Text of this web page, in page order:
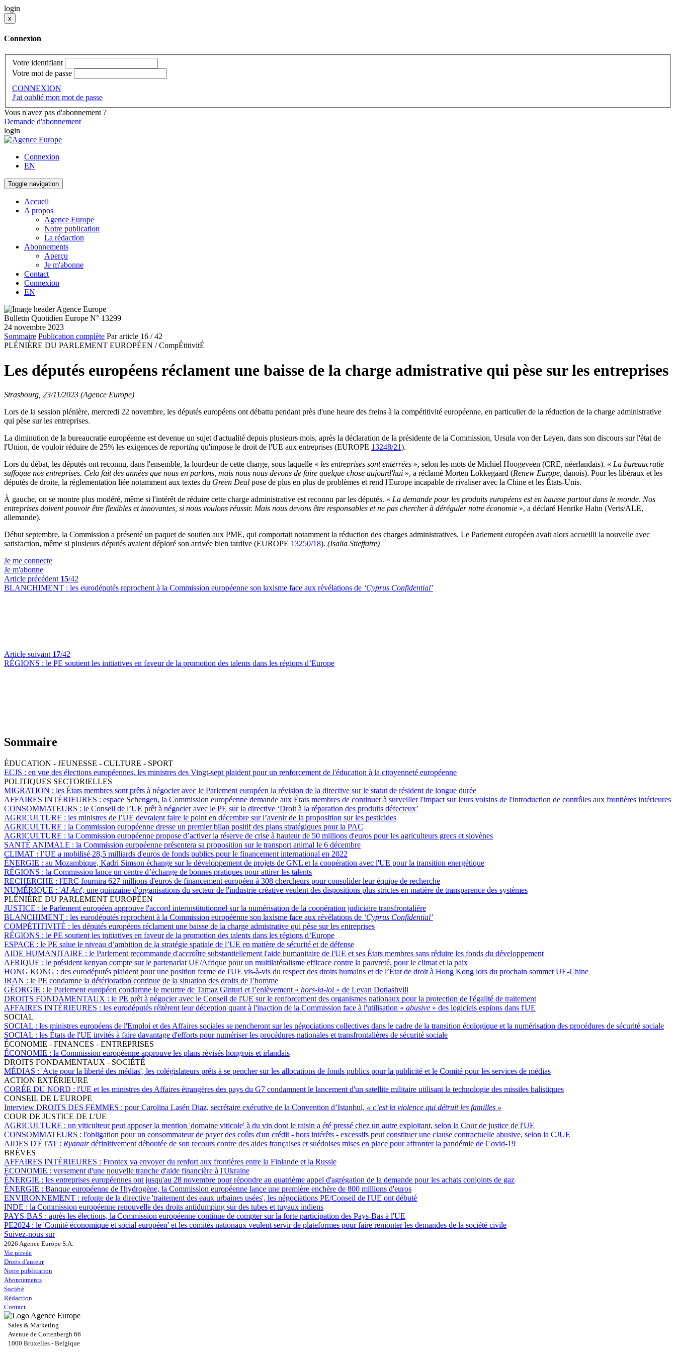
login
x
Connexion
Votre identifiant
Votre mot de passe
CONNEXION
J'ai oublié mon mot de passe
Vous n'avez pas d'abonnement ?
Demande d'abonnement
login
Connexion
EN
Toggle navigation
Accueil
A propos
Agence Europe
Notre publication
La rédaction
Abonnements
Aperçu
Je m'abonne
Contact
Connexion
EN
Bulletin Quotidien Europe N° 13299
24 novembre 2023
Sommaire Publication complète Par article 16 / 42
PLÉNIÈRE DU PARLEMENT EUROPÉEN / CompÉtitivitÉ
Les députés européens réclament une baisse de la charge admistrative qui pèse sur les entreprises
Strasbourg, 23/11/2023 (Agence Europe)
Lors de la session plénière, mercredi 22 novembre, les députés européens ont débattu pendant près d'une heure des freins à la compétitivité européenne, en particulier de la réduction de la charge administrative
qui pèse sur les entreprises.
La diminution de la bureaucratie européenne est devenue un sujet d'actualité depuis plusieurs mois, après la déclaration de la présidente de la Commission, Ursula von der Leyen, dans son discours sur l'état de
l'Union, de vouloir réduire de 25% les exigences de reporting qu'impose le droit de l'UE aux entreprises (EUROPE 13248/21).
Lors du débat, les députés ont reconnu, dans l'ensemble, la lourdeur de cette charge, sous laquelle « les entreprises sont enterrées », selon les mots de Michiel Hoogeveen (CRE, néerlandais). « La bureaucratie
suffoque nos entreprises. Cela fait des années que nous en parlons, mais nous nous devons de faire quelque chose aujourd'hui », a réclamé Morten Lokkegaard (Renew Europe, danois). Pour les libéraux et les
députés de droite, la réglementation liée notamment aux textes du Green Deal pose de plus en plus de problèmes et rend l'Europe incapable de rivaliser avec la Chine et les États-Unis.
À gauche, on se montre plus modéré, même si l'intérêt de réduire cette charge administrative est reconnu par les députés. « La demande pour les produits européens est en hausse partout dans le monde. Nos
entreprises doivent pouvoir être flexibles et innovantes, si nous voulons réussir. Mais nous devons être responsables et ne pas chercher à déréguler notre économie », a déclaré Henrike Hahn (Verts/ALE,
allemande).
Début septembre, la Commission a présenté un paquet de soutien aux PME, qui comportait notamment la réduction des charges administratives. Le Parlement européen avait alors accueilli la nouvelle avec
satisfaction, même si plusieurs députés avaient déploré son arrivée bien tardive (EUROPE 13250/18). (Isalia Stieffatre)
Je me connecte
Je m'abonne
Article précédent 15/42
BLANCHIMENT : les eurodéputés reprochent à la Commission européenne son laxisme face aux révélations de ‘Cyprus Confidential’
Article suivant 17/42
RÉGIONS : le PE soutient les initiatives en faveur de la promotion des talents dans les régions d’Europe
Sommaire
ÉDUCATION - JEUNESSE - CULTURE - SPORT
ECJS : en vue des élections européennes, les ministres des Vingt-sept plaident pour un renforcement de l'éducation à la citoyenneté européenne
POLITIQUES SECTORIELLES
MIGRATION : les États membres sont prêts à négocier avec le Parlement européen la révision de la directive sur le statut de résident de longue durée
AFFAIRES INTÉRIEURES : espace Schengen, la Commission européenne demande aux États membres de continuer à surveiller l'impact sur leurs voisins de l'introduction de contrôles aux frontières intérieures
CONSOMMATEURS : le Conseil de l’UE prêt à négocier avec le PE sur la directive ‘Droit à la réparation des produits défecteux’
AGRICULTURE : les ministres de l’UE devraient faire le point en décembre sur l’avenir de la proposition sur les pesticides
AGRICULTURE : la Commission européenne dresse un premier bilan positif des plans stratégiques pour la PAC
AGRICULTURE : la Commission européenne propose d’activer la réserve de crise à hauteur de 50 millions d'euros pour les agriculteurs grecs et slovènes
SANTÉ ANIMALE : la Commission européenne présentera sa proposition sur le transport animal le 6 décembre
CLIMAT : l’UE a mobilisé 28,5 milliards d'euros de fonds publics pour le financement international en 2022
ÉNERGIE : au Mozambique, Kadri Simson échange sur le développement de projets de GNL et la coopération avec l'UE pour la transition energétique
RÉGIONS : la Commission lance un centre d’échange de bonnes pratiques pour attirer les talents
RECHERCHE : l'ERC fournira 627 millions d'euros de financement européen à 308 chercheurs pour consolider leur équipe de recherche
NUMÉRIQUE : 'AI Act', une quinzaine d'organisations du secteur de l'industrie créative veulent des dispositions plus strictes en matière de transparence des systèmes
PLÉNIÈRE DU PARLEMENT EUROPÉEN
JUSTICE : le Parlement européen approuve l'accord interinstitutionnel sur la numérisation de la coopération judiciaire transfrontalière
BLANCHIMENT : les eurodéputés reprochent à la Commission européenne son laxisme face aux révélations de ‘Cyprus Confidential’
COMPÉTITIVITÉ : les députés européens réclament une baisse de la charge admistrative qui pèse sur les entreprises
RÉGIONS : le PE soutient les initiatives en faveur de la promotion des talents dans les régions d’Europe
ESPACE : le PE salue le niveau d’ambition de la stratégie spatiale de l’UE en matière de sécurité et de défense
AIDE HUMANITAIRE : le Parlement recommande d'accroître substantiellement l'aide humanitaire de l'UE et ses États membres sans réduire les fonds du développement
AFRIQUE : le président kenyan compte sur le partenariat UE/Afrique pour un multilatéralisme efficace contre la pauvreté, pour le climat et la paix
HONG KONG : des eurodéputés plaident pour une position ferme de l'UE vis-à-vis du respect des droits humains et de l’État de droit à Hong Kong lors du prochain sommet UE-Chine
IRAN : le PE condamne la détérioration continue de la situation des droits de l’homme
GÉORGIE : le Parlement européen condamne le meurtre de Tamaz Ginturi et l’enlèvement « hors-la-loi » de Levan Dotiashvili
DROITS FONDAMENTAUX : le PE prêt à négocier avec le Conseil de l'UE sur le renforcement des organismes nationaux pour la protection de l'égalité de traitement
AFFAIRES INTÉRIEURES : les eurodéputés réitèrent leur déception quant à l'inaction de la Commission face à l'utilisation « abusive » des logiciels espions dans l'UE
SOCIAL
SOCIAL : les ministres européens de l'Emploi et des Affaires sociales se pencheront sur les négociations collectives dans le cadre de la transition écologique et la numérisation des procédures de sécurité sociale
SOCIAL : les États de l'UE invités à faire davantage d'efforts pour numériser les procédures nationales et transfrontalières de sécurité sociale
ÉCONOMIE - FINANCES - ENTREPRISES
ÉCONOMIE : la Commission européenne approuve les plans révisés hongrois et irlandais
DROITS FONDAMENTAUX - SOCIÉTÉ
MÉDIAS : 'Acte pour la liberté des médias', les colégislateurs prêts à se pencher sur les allocations de fonds publics pour la publicité et le Comité pour les services de médias
ACTION EXTÉRIEURE
CORÉE DU NORD : l'UE et les ministres des Affaires étrangères des pays du G7 condamnent le lancement d'un satellite militaire utilisant la technologie des missiles balistiques
CONSEIL DE L'EUROPE
Interview DROITS DES FEMMES : pour Carolina Lasén Diaz, secrétaire exécutive de la Convention d’Istanbul, « c’est la violence qui détruit les familles »
COUR DE JUSTICE DE L'UE
AGRICULTURE : un viticulteur peut apposer la mention 'domaine viticole' à du vin dont le raisin a été pressé chez un autre exploitant, selon la Cour de justice de l'UE
CONSOMMATEURS : l'obligation pour un consommateur de payer des coûts d'un crédit - hors intérêts - excessifs peut constituer une clause contractuelle abusive, selon la CJUE
AIDES D'ÉTAT : Ryanairdéfinitivement déboutée de son recours contre des aides françaises et suédoises mises en place pour affronter la pandémie de Covid-19
BRÈVES
AFFAIRES INTÉRIEURES : Frontex va envoyer du renfort aux frontières entre la Finlande et la Russie
ÉCONOMIE : versement d'une nouvelle tranche d'aide financière à l'Ukraine
ÉNERGIE : les entreprises européennes ont jusqu'au 28 novembre pour répondre au quatrième appel d'agrégation de la demande pour les achats conjoints de gaz
ÉNERGIE : Banque européenne de l'hydrogène, la Commission européenne lance une première enchère de 800 millions d'euros
ENVIRONNEMENT : refonte de la directive 'traitement des eaux urbaines usées', les négociations PE/Conseil de l'UE ont débuté
INDE : la Commission européenne renouvelle des droits antidumping sur des tubes et tuyaux indiens
PAYS-BAS : après les élections, la Commission européenne continue de compter sur la forte participation des Pays-Bas à l'UE
PE2024 : le 'Comité économique et social européen' et les comités nationaux veulent servir de plateformes pour faire remonter les demandes de la société civile
Suivez-nous sur
2026 Agence Europe S.A.
Vie privée
Droits d'auteur
Notre publication
Abonnements
Société
Rédaction
Contact
Sales & Marketing
Avenue de Cortenbergh 66
1000 Bruxelles - Belgique